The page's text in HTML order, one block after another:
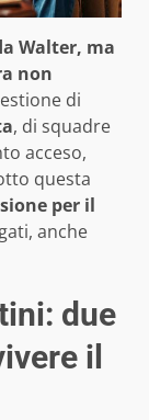
Walter, ma
non
di
, di squadre
acceso,
questa
per il
anche
due
il